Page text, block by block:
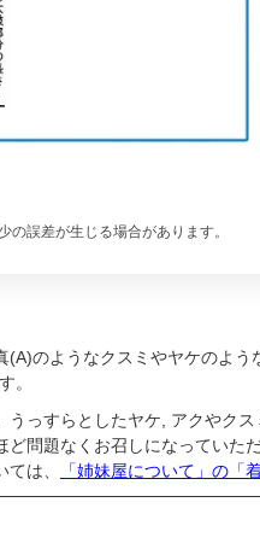
の誤差が生じる場合があります。
のようなクスミやヤケのよう
。
っすらとしたヤケ, アクやクス
問題なくお召しになっていた
は、
「姉妹屋について」の「